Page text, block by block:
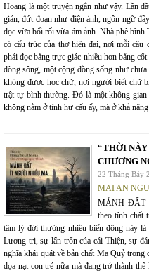
Hoang là một truyện ngắn như vậy. Lần
giản, đứt đoạn như điện ảnh, ngôn ngữ
đọc vừa bối rối vừa ám ảnh. Nhà phê
có cấu trúc của thơ hiện đại, nơi mỗi
phải đọc bằng trực giác nhiều hơn bằng
dòng sông, một cộng đồng sống như
không được học chữ, nơi người biết chữ
trật tự bình thường. Đó là một không
không nằm ở tính hư cấu ấy, mà ở khả
“THỜI
CHƯƠNG
22 Tháng Bảy
MAI AN
MẢNH ĐẤT
theo tính chất
tâm lý đời thường nhiều biến động này
Lương tri, sự lẩn trốn của cái Thiện, sự
nghĩa khái quát về bản chất Ma Quỷ
dọa nạt con trẻ nữa mà đang trở thành